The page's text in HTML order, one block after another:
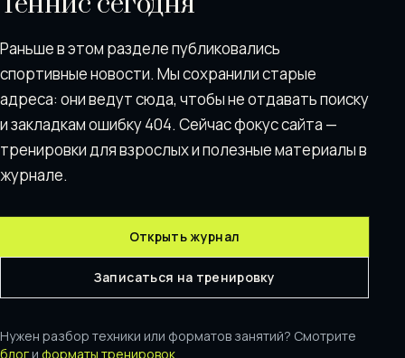
Раньше в этом разделе публиковались
спортивные новости. Мы сохранили старые
адреса: они ведут сюда, чтобы не отдавать поискy
и закладкам ошибку 404. Сейчас фокус сайта —
тренировки для взрослых и полезные материалы в
журнале.
Открыть журнал
Записаться на тренировку
Нужен разбор техники или форматов занятий? Смотрите
блог и форматы тренировок.